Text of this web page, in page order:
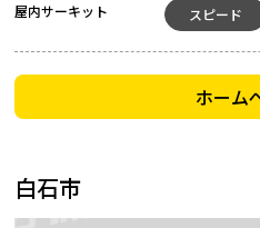
屋内サーキット スピード
ホーム
白石市